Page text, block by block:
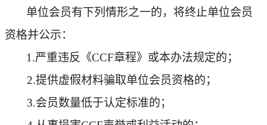
单位会员有下列情形之一的，将终止单位会员
资格并公示：
1.严重违反《CCF章程》或本办法规定的；
2.提供虚假材料骗取单位会员资格的；
3.会员数量低于认定标准的；